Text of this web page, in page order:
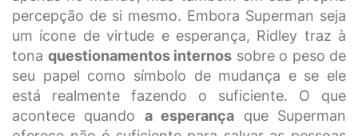
percepção de si mesmo. Embora Superman seja
um ícone de virtude e esperança, Ridley traz à
tona questionamentos internos sobre o peso de
seu papel como símbolo de mudança e se ele
está realmente fazendo o suficiente. O que
acontece quando a esperança que Superman